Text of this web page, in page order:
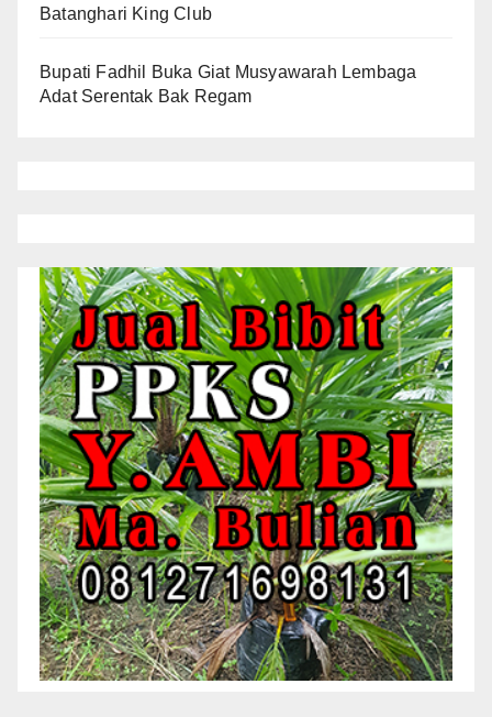
Batanghari King Club
Bupati Fadhil Buka Giat Musyawarah Lembaga
Adat Serentak Bak Regam